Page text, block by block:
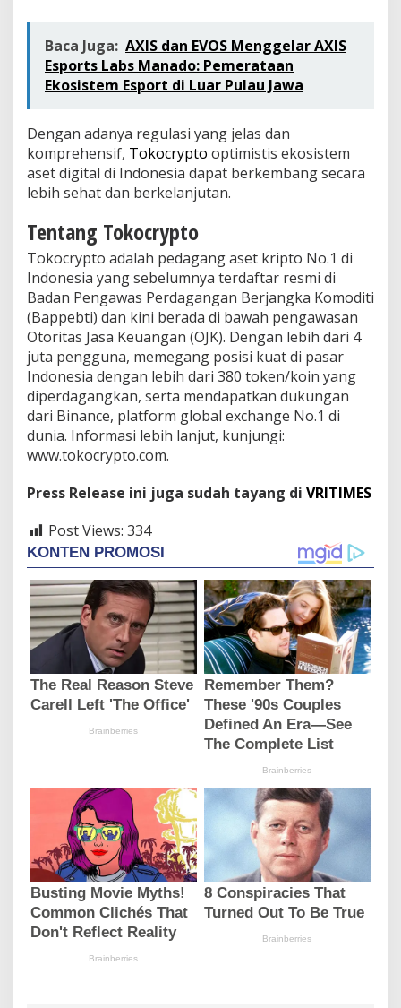
Baca Juga: AXIS dan EVOS Menggelar AXIS
Esports Labs Manado: Pemerataan
Ekosistem Esport di Luar Pulau Jawa
Dengan adanya regulasi yang jelas dan
komprehensif, Tokocrypto optimistis ekosistem
aset digital di Indonesia dapat berkembang secara
lebih sehat dan berkelanjutan.
Tentang Tokocrypto
Tokocrypto adalah pedagang aset kripto No.1 di
Indonesia yang sebelumnya terdaftar resmi di
Badan Pengawas Perdagangan Berjangka Komoditi
(Bappebti) dan kini berada di bawah pengawasan
Otoritas Jasa Keuangan (OJK). Dengan lebih dari 4
juta pengguna, memegang posisi kuat di pasar
Indonesia dengan lebih dari 380 token/koin yang
diperdagangkan, serta mendapatkan dukungan
dari Binance, platform global exchange No.1 di
dunia. Informasi lebih lanjut, kunjungi:
www.tokocrypto.com.
Press Release ini juga sudah tayang di VRITIMES
Post Views: 334